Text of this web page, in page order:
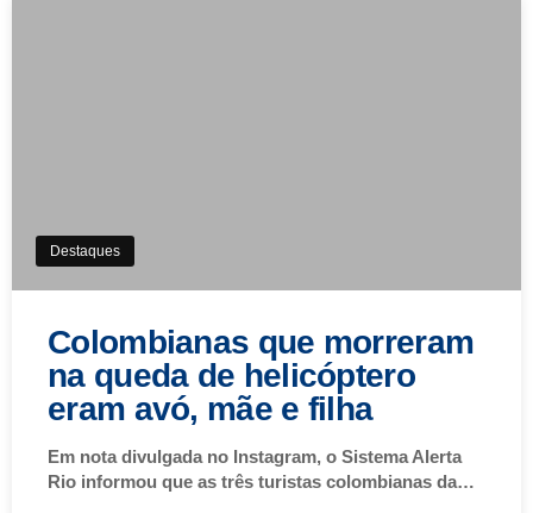
Destaques
Colombianas que morreram
na queda de helicóptero
eram avó, mãe e filha
Em nota divulgada no Instagram, o Sistema Alerta
Rio informou que as três turistas colombianas da…